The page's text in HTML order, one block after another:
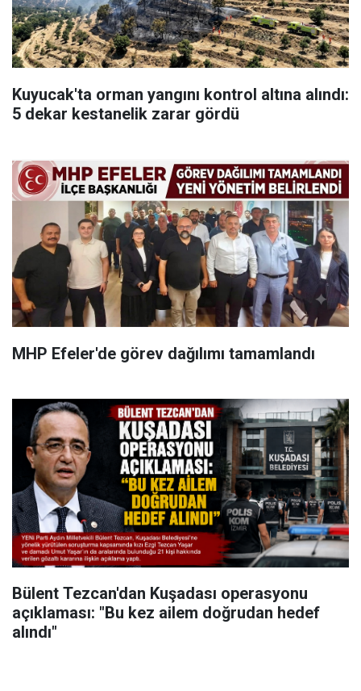
Kuyucak'ta orman yangını kontrol altına alındı:
5 dekar kestanelik zarar gördü
MHP Efeler'de görev dağılımı tamamlandı
Bülent Tezcan'dan Kuşadası operasyonu
açıklaması: "Bu kez ailem doğrudan hedef
alındı"